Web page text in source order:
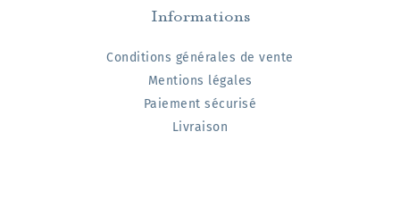
Informations
Conditions générales de vente
Mentions légales
Paiement sécurisé
Livraison